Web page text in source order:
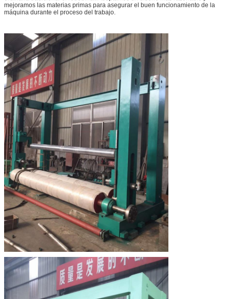
mejoramos las materias primas para asegurar el buen funcionamiento de la
máquina durante el proceso del trabajo.